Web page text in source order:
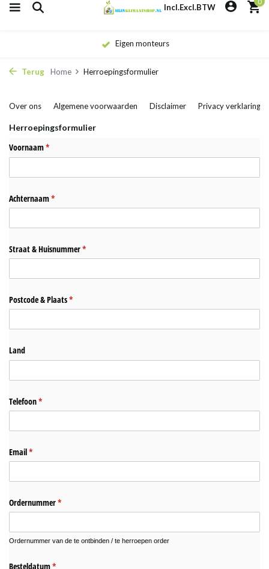
Incl.Excl.BTW
Eigen monteurs
Terug Home Herroepingsformulier
Over ons Algemene voorwaarden Disclaimer Privacy verklaring
Herroepingsformulier